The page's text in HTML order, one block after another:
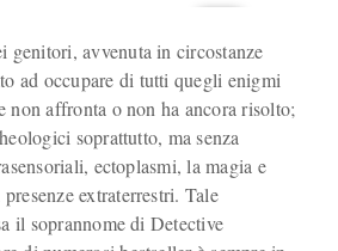
genitori, avvenuta in circostanze
ad occupare di tutti quegli enigmi
non affronta o non ha ancora risolto;
soprattutto, ma senza
ectoplasmi, la magia e
extraterrestri. Tale
il soprannome di Detective